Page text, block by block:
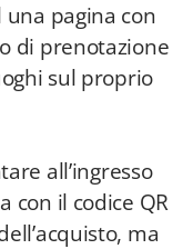
pagina con
di prenotazione
sul proprio
all’ingresso
con il codice QR
ma